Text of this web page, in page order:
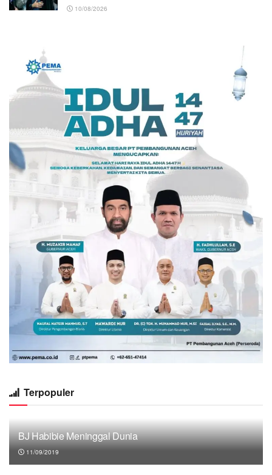
10/08/2026
Terpopuler
BJ Habibie Meninggal Dunia
11/09/2019